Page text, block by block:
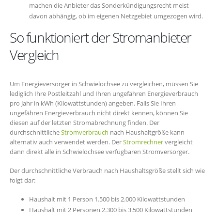
machen die Anbieter das Sonderkündigungsrecht meist
davon abhängig, ob im eigenen Netzgebiet umgezogen wird.
So funktioniert der Stromanbieter
Vergleich
Um Energieversorger in Schwielochsee zu vergleichen, müssen Sie
lediglich Ihre Postleitzahl und Ihren ungefähren Energieverbrauch
pro Jahr in kWh (Kilowattstunden) angeben. Falls Sie Ihren
ungefähren Energieverbrauch nicht direkt kennen, können Sie
diesen auf der letzten Stromabrechnung finden. Der
durchschnittlicheStromverbrauch nach Haushaltgröße kann
alternativ auch verwendet werden. DerStromrechnervergleicht
dann direkt alle in Schwielochsee verfügbaren Stromversorger.
Der durchschnittliche Verbrauch nach Haushaltsgröße stellt sich wie
folgt dar:
Haushalt mit 1 Person 1.500 bis 2.000 Kilowattstunden
Haushalt mit 2 Personen 2.300 bis 3.500 Kilowattstunden